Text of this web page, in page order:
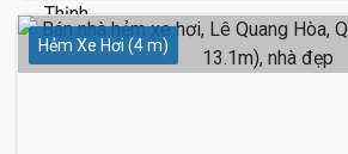
Hẻm Xe Hơi (4 m)